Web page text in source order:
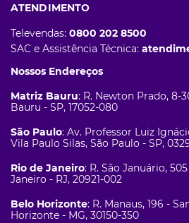
ATENDIMENTO
Televendas: 0800 202 8500
SAC e Assistência Técnica:
Nossos Endereços
Matriz Bauru: R. Newton Prado, 8-
Bauru - SP, 17052-080
São Paulo: Av. Professor Luiz
Vila Paulo Silas, São Paulo - SP,
Rio de Janeiro: R. São Januário,
Janeiro - RJ, 20921-002
Belo Horizonte: R. Manaus, 196 -
Horizonte - MG, 30150-350